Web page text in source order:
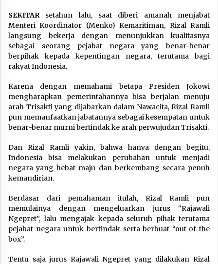
SEKITARsetahun lalu, saat diberi amanah menjabat
Menteri Koordinator (Menko) Kemaritiman, Rizal Ramli
langsung bekerja dengan menunjukkan kualitasnya
sebagai seorang pejabat negara yang benar-benar
berpihak kepada kepentingan negara, terutama bagi
rakyat Indonesia.
Karena dengan memahami betapa Presiden Jokowi
mengharapkan pemerintahannya bisa berjalan menuju
arah Trisakti yang dijabarkan dalam Nawacita, Rizal Ramli
pun memanfaatkan jabatannya sebagai kesempatan untuk
benar-benar murni bertindak ke arah perwujudan Trisakti.
Dan Rizal Ramli yakin, bahwa hanya dengan begitu,
Indonesia bisa melakukan perubahan untuk menjadi
negara yang hebat maju dan berkembang secara penuh
kemandirian.
Berdasar dari pemahaman itulah, Rizal Ramli pun
memulainya dengan mengeluarkan jurus “Rajawali
Ngepret”, lalu mengajak kepada seluruh pihak terutama
pejabat negara untuk bertindak serta berbuat “out of the
box”.
Tentu saja jurus Rajawali Ngepret yang dilakukan Rizal